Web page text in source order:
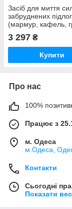
Засіб для миття
забруднених підлог
(мармур, кафель,
клінкер)TENZI
3 297 ₴
Купити
Про нас
100%
Працює з
м. Одеса
м.Одеса,
Контакти
Сьогодні
Показати